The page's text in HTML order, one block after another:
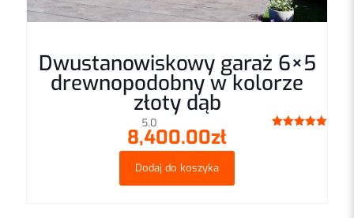
Dwustanowiskowy garaż 6×5
drewnopodobny w kolorze
złoty dąb
5.0
8,400.00zł
Dodaj do koszyka